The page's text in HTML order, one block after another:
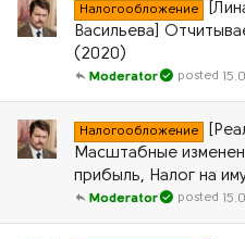
Налогообложение
Васильева]
(2020)
Moderator
Налогообложение
Масштабные
прибыль, Налог на
Moderator